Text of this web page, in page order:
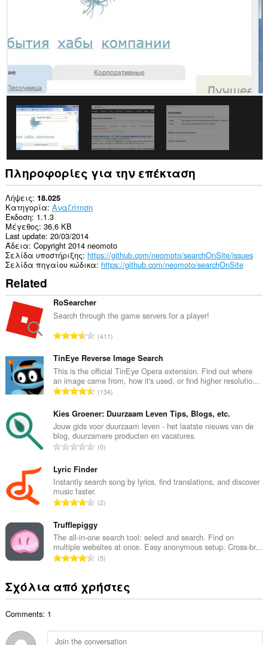
Πληροφορίες για την επέκταση
Λήψεις 18.025
Κατηγορία Αναζήτηση
Έκδοση 1.1.3
Μέγεθος 36,6 KB
Last update 20/03/2014
Άδεια Copyright 2014 neomoto
Σελίδα υποστήριξης https://github.com/neomoto/searchOnSite/issues
Σελίδα πηγαίου κώδικα https://github.com/neomoto/searchOnSite
Related
RoSearcher
Search through the game servers for a player!
Σ
ν
ο
λ
ο
α
θ
μ
ο
λ
ο
γ
ή
ε
ω
ν
:
411
TinEye Reverse Image Search
This is the official TinEye Opera extension. Find out where
an image came from, how it's used, or find higher resolutio...
Σ
ν
ο
λ
ο
α
θ
μ
ο
λ
ο
γ
ή
ε
ω
134
Kies Groener: Duurzaam Leven Tips, Blogs, etc.
Jouw gids voor duurzaam leven - het laatste nieuws van de
blog, duurzamere producten en vacatures.
Σ
ν
ο
λ
ο
α
θ
μ
ο
ο
γ
ε
0
Lyric Finder
Instantly search song by lyrics, find translations, and discover
music faster.
Σ
ν
ο
λ
ο
α
θ
λ
2
Trufflepiggy
The all-in-one search tool: select and search. Find on
multiple websites at once. Easy anonymous setup. Cross-br...
Σ
ο
β
α
5
Σχόλια από χρήστες
Comments: 1